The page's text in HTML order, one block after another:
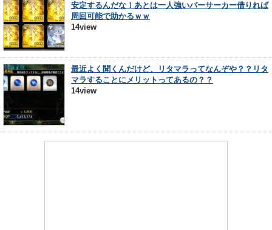
安定するんだな！あとは一人強いバーサーカー借りれば
周回可能で助かるｗｗ
14view
最近よく聞くんだけど、リタマラってなんぞや？？リタ
マラすることにメリットってあるの？？
14view